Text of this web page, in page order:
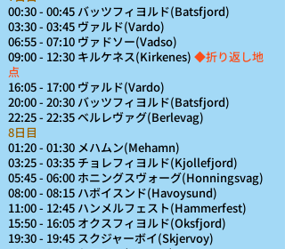
00:30 - 00:45 バッツフィヨルド(Batsfjord)
03:30 - 03:45 ヴァルド(Vardo)
06:55 - 07:10 ヴァドソー(Vadso)
09:00 - 12:30 キルケネス(Kirkenes) ◆折り返し地
点
16:05 - 17:00 ヴァルド(Vardo)
20:00 - 20:30 バッツフィヨルド(Batsfjord)
22:25 - 22:35 ベルレヴァグ(Berlevag)
8日目
01:20 - 01:30 メハムン(Mehamn)
03:25 - 03:35 チョレフィヨルド(Kjollefjord)
05:45 - 06:00 ホニングスヴォーグ(Honningsvag)
08:00 - 08:15 ハボイスンド(Havoysund)
11:00 - 12:45 ハンメルフェスト(Hammerfest)
15:50 - 16:05 オクスフィヨルド(Oksfjord)
19:30 - 19:45 スクジャーボイ(Skjervoy)